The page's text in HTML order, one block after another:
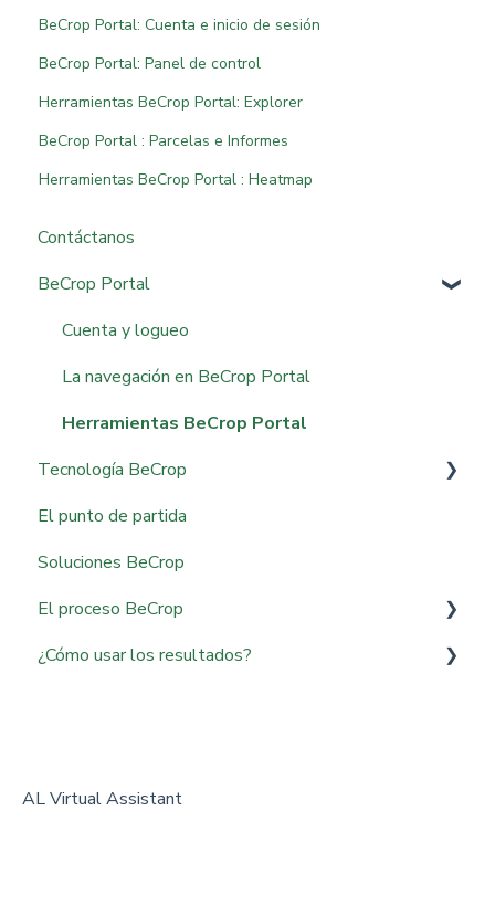
BeCrop Portal: Cuenta e inicio de sesión
BeCrop Portal: Panel de control
Herramientas BeCrop Portal: Explorer
BeCrop Portal : Parcelas e Informes
Herramientas BeCrop Portal : Heatmap
Contáctanos
BeCrop Portal
Cuenta y logueo
La navegación en BeCrop Portal
Herramientas BeCrop Portal
Tecnología BeCrop
Tecnología BeCrop
El punto de partida
Soluciones BeCrop
El proceso BeCrop
Muestreo y envío
¿Cómo usar los resultados?
Resultados BeCrop: Nutrición
AL Virtual Assistant